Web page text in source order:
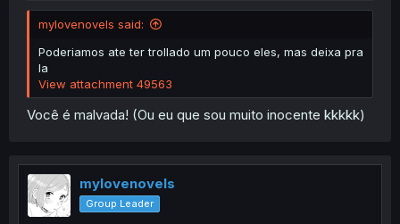
mylovenovels said:
Poderiamos ate ter trollado um pouco eles, mas deixa pra
la
View attachment 49563
Você é malvada! (Ou eu que sou muito inocente kkkkk)
mylovenovels
Group Leader